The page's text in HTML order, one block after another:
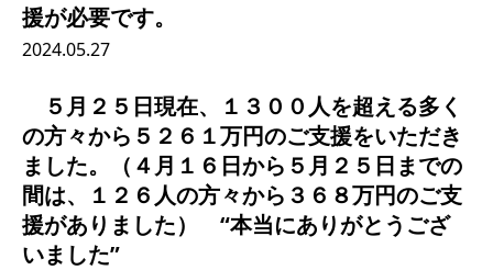
援が必要です。
2024.05.27
５月２５日現在、１３００人を超える多く
の方々から５２６１万円のご支援をいただき
ました。（４月１６日から５月２５日までの
間は、１２６人の方々から３６８万円のご支
援がありました） “本当にありがとうござ
いました”